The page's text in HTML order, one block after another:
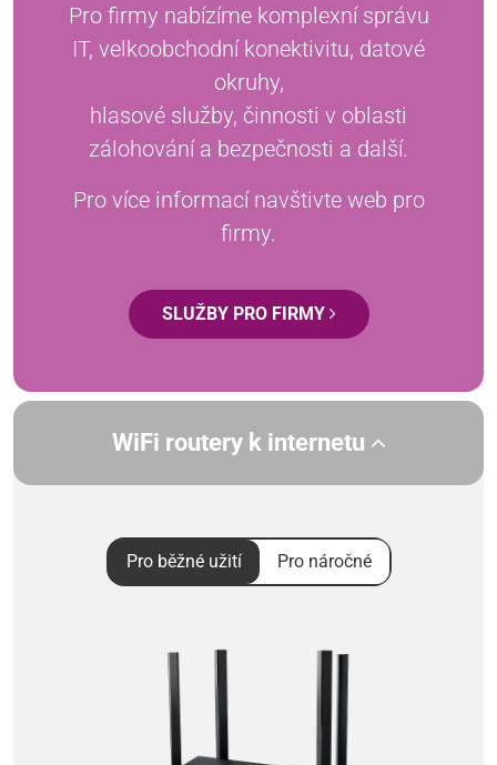
Pro firmy nabízíme komplexní správu
IT, velkoobchodní konektivitu, datové
okruhy,
hlasové služby, činnosti v oblasti
zálohování a bezpečnosti a další.
Pro více informací navštivte web pro
firmy.
SLUŽBY PRO FIRMY
WiFi routery k internetu
Pro běžné užití Pro náročné